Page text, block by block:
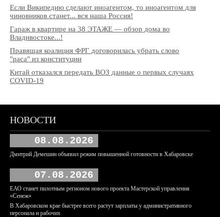
Если Википедию сделают иноагентом, то иноагентом для
чиновников станет... вся наша Россия!
Гараж в квартире на 38 ЭТАЖЕ — обзор дома во
Владивостоке...!
Правящая коалиция ФРГ договорилась убрать слово
"раса" из конституции
Китай отказался передать ВОЗ данные о первых случаях
COVID-19
НОВОСТИ
08.08.2026
Дмитрий Демешин объявил режим повышенной готовности в Хабаровске
07.08.2026
ЕАО станет пилотным регионом нового проекта Мастерской управления
«Сенеж»
В Хабаровском крае быстрее всего растут зарплаты у административного
персонала и рабочих